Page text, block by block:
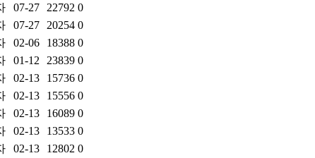
07-27 22792 0
07-27 20254 0
02-06 18388 0
01-12 23839 0
02-13 15736 0
02-13 15556 0
02-13 16089 0
02-13 13533 0
02-13 12802 0